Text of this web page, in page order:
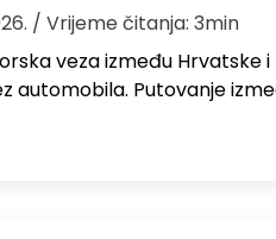
/ Vrijeme čitanja: 3min
veza između Hrvatske
automobila. Putovanje